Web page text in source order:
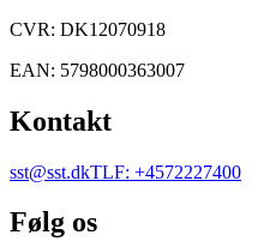
CVR: DK12070918
EAN: 5798000363007
Kontakt
sst@sst.dkTLF: +4572227400
Følg os